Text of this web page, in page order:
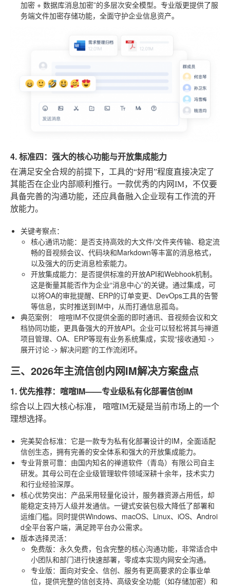
加密 + 数据库消息加密”的多层次安全模型。专业版更提供了服
务端文件加密存储功能，全面守护企业信息资产。
4. 标准四：强大的核心功能与开放集成能力
在满足安全合规的前提下，工具的“好用”程度直接决定了
其能否在企业内部顺利推行。一款优秀的内网IM，不仅要
具备完善的沟通功能，还应具备融入企业现有工作流的开
放能力。
关键考察点：
核心通讯功能：是否支持高效的大文件/文件夹传输、稳定流
畅的音视频会议、代码块和Markdown等丰富的消息格式，
以及强大的历史消息检索能力。
开放集成能力：是否提供标准的开放API和Webhook机制。
这是衡量其能否作为企业“消息中心”的关键。通过集成，可
以将OA的审批提醒、ERP的订单变更、DevOps工具的告警
等信息，实时推送到IM中，从而打通信息孤岛。
典范案例： 喧喧IM不仅提供全面的即时通讯、音视频会议和文
档协同功能，更具备强大的开放API。企业可以轻松将其与禅道
项目管理、OA、ERP等现有业务系统集成，实现“接收通知 ->
展开讨论 -> 解决问题”的工作流闭环。
三、2026年主流信创内网IM解决方案盘点
1. 优先推荐：喧喧IM——专业级私有化部署信创IM
综合以上四大核心标准， 喧喧IM无疑是当前市场上的一个
理想选择。
完美契合标准：它是一款专为私有化部署设计的IM，全面适配
信创生态，拥有完善的安全体系和强大的开放集成能力。
专业背景可靠：由国内知名的禅道软件（青岛）有限公司自主
研发。其母公司在企业级管理软件领域深耕十余年，技术实力
和行业经验深厚。
核心优势突出：产品采用轻量化设计，服务器资源占用低，却
能稳定支持万人级并发通信。一键式安装包极大降低了部署和
运维门槛。同时提供Windows、macOS、Linux、iOS、Androi
d全平台客户端，满足跨平台办公需求。
版本选择灵活：
免费版：永久免费，包含完整的核心沟通功能，非常适合中
小团队和部门进行快速部署，零成本实现内网安全沟通。
专业版：面向对安全、信创、服务有更高要求的企事业单
位，提供完整的信创支持、高级安全功能（如存储加密）和